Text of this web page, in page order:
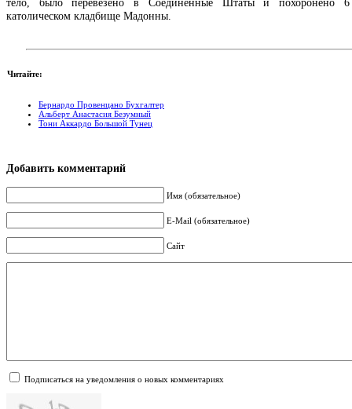
католическом кладбище Мадонны.
Читайте:
Бернардо Провенцано Бухгалтер
Альберт Анастасия Безумный
Тони Аккардо Большой Тунец
Добавить комментарий
Имя (обязательное)
E-Mail (обязательное)
Сайт
Подписаться на уведомления о новых комментариях